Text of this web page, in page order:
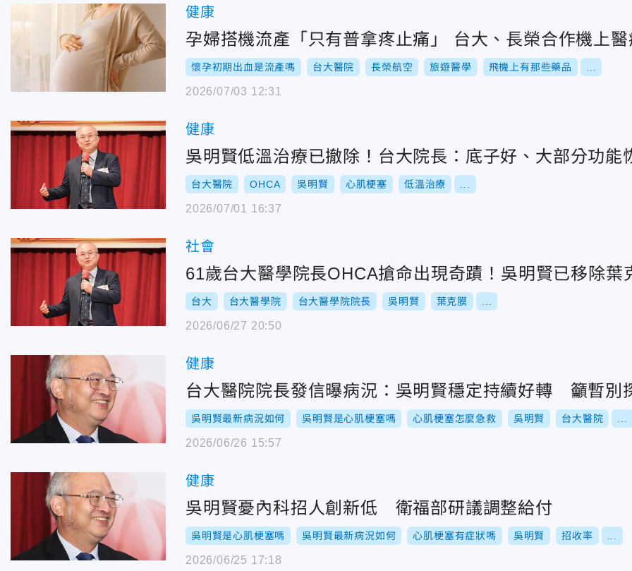
健康
孕婦搭機流產「只有普拿疼止痛」 台大、長榮合作機上醫
懷孕初期出血是流產嗎 台大醫院 長榮航空 旅遊醫學 飛機上有那些藥品
2026/07/03 12:31
健康
吳明賢低溫治療已撤除！台大院長：底子好、大部分功能
台大醫院 OHCA 吳明賢 心肌梗塞 低溫治療
2026/07/01 16:37
社會
61歲台大醫學院長OHCA搶命出現奇蹟！吳明賢已移除葉
台大 台大醫學院 台大醫學院院長 吳明賢 葉克膜
2026/06/27 20:50
健康
台大醫院院長發信曝病況：吳明賢穩定持續好轉 籲暫別
吳明賢最新病況如何 吳明賢是心肌梗塞嗎 心肌梗塞怎麼急救 吳明賢 台大醫院
2026/06/26 15:57
健康
吳明賢憂內科招人創新低 衛福部研議調整給付
吳明賢是心肌梗塞嗎 吳明賢最新病況如何 心肌梗塞有症狀嗎 吳明賢 招收率
2026/06/25 17:18